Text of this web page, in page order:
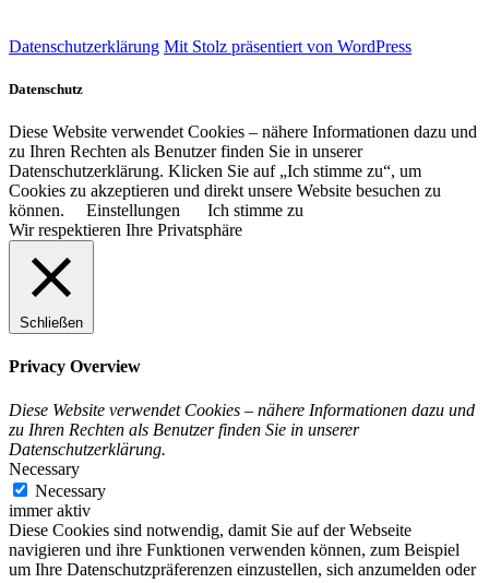
Datenschutzerklärung Mit Stolz präsentiert von WordPress
Datenschutz
Diese Website verwendet Cookies – nähere Informationen dazu und
zu Ihren Rechten als Benutzer finden Sie in unserer
Datenschutzerklärung. Klicken Sie auf „Ich stimme zu“, um
Cookies zu akzeptieren und direkt unsere Website besuchen zu
können.
Einstellungen
Ich stimme zu
Wir respektieren Ihre Privatsphäre
Schließen
Privacy Overview
Diese Website verwendet Cookies – nähere Informationen dazu und
zu Ihren Rechten als Benutzer finden Sie in unserer
Datenschutzerklärung.
Necessary
Necessary
immer aktiv
Diese Cookies sind notwendig, damit Sie auf der Webseite
navigieren und ihre Funktionen verwenden können, zum Beispiel
um Ihre Datenschutzpräferenzen einzustellen, sich anzumelden oder